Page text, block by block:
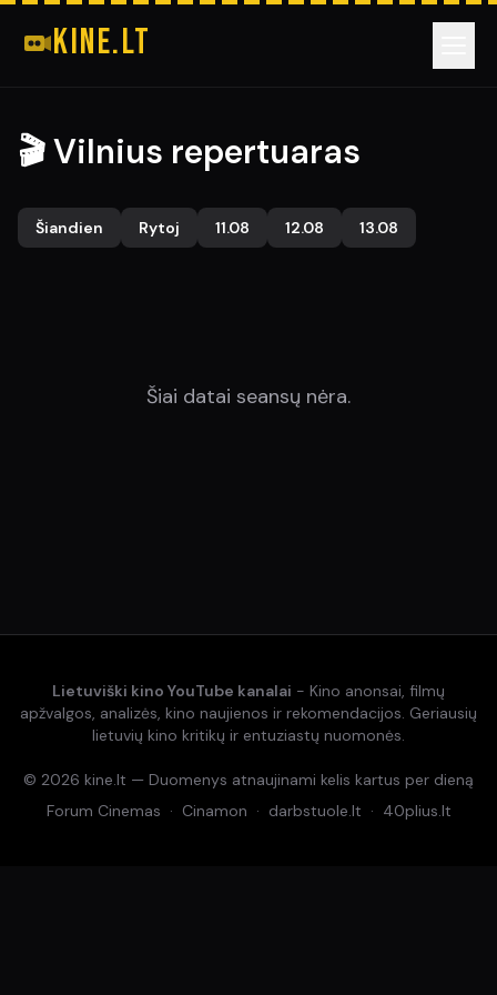
kine.lt
📍 KLAIPĖDA
🎬 Vilnius repertuaras
Šiandien Rytoj 11.08 12.08 13.08
Šiai datai seansų nėra.
Lietuviški kino YouTube kanalai - Kino anonsai, filmų
apžvalgos, analizės, kino naujienos ir rekomendacijos. Geriausių
lietuvių kino kritikų ir entuziastų nuomonės.
© 2026 kine.lt — Duomenys atnaujinami kelis kartus per dieną
Forum Cinemas · Cinamon · darbstuole.lt · 40plius.lt